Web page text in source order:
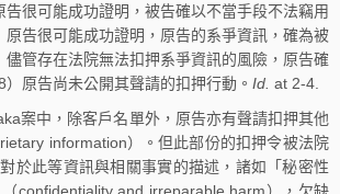
很可能成功證明，被告確以不當手段不法竊用
原告很可能成功證明，原告的系爭資訊，確為被
儘管存在法院無法扣押系爭資訊的風險，原告確
原告尚未公開其聲請的扣押行動。 Id. at 2-4.
案中，除客戶名單外，原告亦有聲請扣押其他
information）。但此部份的扣押令被法院
於此等資訊與相關事實的描述，諸如「秘密性
confidentiality and irreparable harm），欠缺